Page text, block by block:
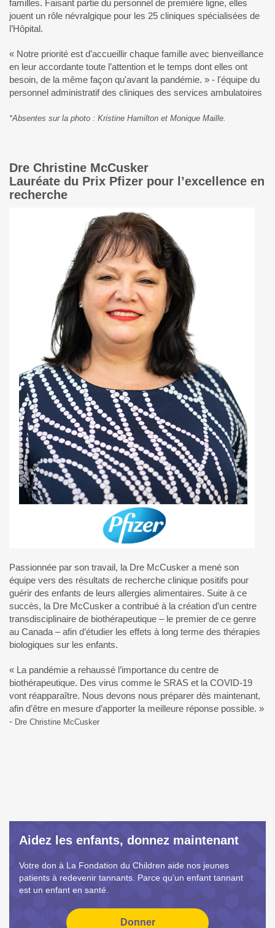
familles. Faisant partie du personnel de première ligne, elles
jouent un rôle névralgique pour les 25 cliniques spécialisées de
l’Hôpital.
« Notre priorité est d’accueillir chaque famille avec bienveillance
en leur accordante toute l’attention et le temps dont elles ont
besoin, de la même façon qu'avant la pandémie. » - l'équipe du
personnel administratif des cliniques des services ambulatoires
*Absentes sur la photo : Kristine Hamilton et Monique Maille.
Dre Christine McCusker
Lauréate du Prix Pfizer pour l’excellence en
recherche
Passionnée par son travail, la Dre McCusker a mené son
équipe vers des résultats de recherche clinique positifs pour
guérir des enfants de leurs allergies alimentaires. Suite à ce
succès, la Dre McCusker a contribué à la création d’un centre
transdisciplinaire de biothérapeutique – le premier de ce genre
au Canada – afin d’étudier les effets à long terme des thérapies
biologiques sur les enfants.
« La pandémie a rehaussé l’importance du centre de
biothérapeutique. Des virus comme le SRAS et la COVID-19
vont réapparaître. Nous devons nous préparer dès maintenant,
afin d’être en mesure d’apporter la meilleure réponse possible. »
- Dre Christine McCusker
Aidez les enfants, donnez maintenant
Votre don à La Fondation du Children aide nos jeunes
patients à redevenir tannants. Parce qu’un enfant tannant
est un enfant en santé.